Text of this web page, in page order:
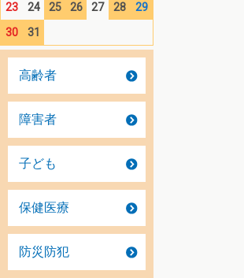
23
24 25 26 27 28
29
30
31
高齢者
障害者
子ども
保健医療
防災防犯